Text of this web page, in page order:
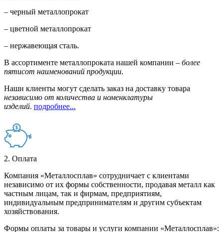
– черный металлопрокат
– цветной металлопрокат
– нержавеющая сталь.
В ассортименте металлопроката нашей компании – более
пятисот наименований продукции.
Наши клиенты могут сделать заказ на доставку товара
независимо от количества и номенклатуры
изделий. подробнее...
2. Оплата
Компания «Металлосплав» сотрудничает с клиентами
независимо от их формы собственности, продавая металл как
частным лицам, так и фирмам, предприятиям,
индивидуальным предпринимателям и другим субъектам
хозяйствования.
Формы оплаты за товары и услуги компании «Металлосплав»: